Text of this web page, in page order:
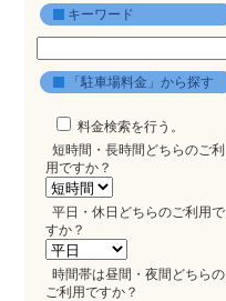
キーワード
「駐車場料金」から探す
料金検索を行う。
短時間・長時間どちらのご利
用ですか？
平日・休日どちらのご利用で
すか？
時間帯は昼間・夜間どちらの
ご利用ですか？